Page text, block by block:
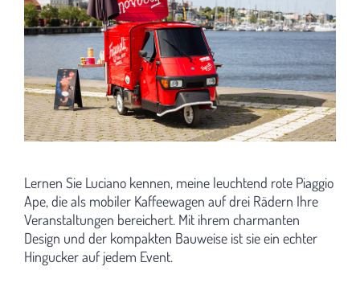
Lernen Sie Luciano kennen, meine leuchtend rote Piaggio
Ape, die als mobiler Kaffeewagen auf drei Rädern Ihre
Veranstaltungen bereichert. Mit ihrem charmanten
Design und der kompakten Bauweise ist sie ein echter
Hingucker auf jedem Event.